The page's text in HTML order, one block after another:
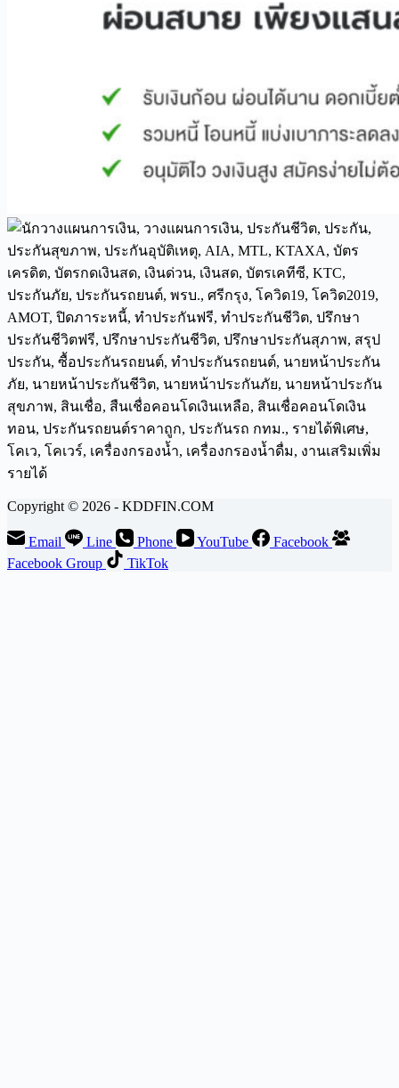
Copyright © 2026 - KDDFIN.COM
Email Line Phone YouTube
Facebook
Facebook Group
TikTok